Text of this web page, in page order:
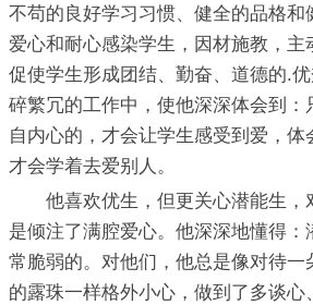
不苟的良好学习习惯、健全的品格和
爱心和耐心感染学生，因材施教，主
促使学生形成团结、勤奋、道德的.
碎繁冗的工作中，使他深深体会到：
自内心的，才会让学生感受到爱，体
才会学着去爱别人。
他喜欢优生，但更关心潜能生，
是倾注了满腔爱心。他深深地懂得：
常脆弱的。对他们，他总是像对待一
的露珠一样格外小心，做到了多谈心